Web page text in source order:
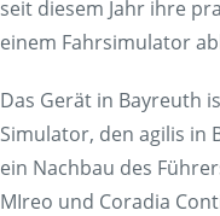
seit diesem Jahr ihre
einem Fahrsimulator
Das Gerät in Bayreuth
Simulator, den agilis in
ein Nachbau des
MIreo und Coradia